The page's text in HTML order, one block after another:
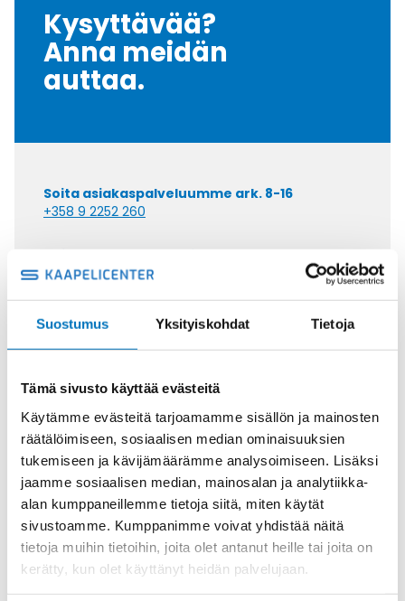
Suostumus Yksityiskohdat Tietoja
Tämä sivusto käyttää evästeitä
Käytämme evästeitä tarjoamamme sisällön ja mainosten
räätälöimiseen, sosiaalisen median ominaisuuksien
tukemiseen ja kävijämäärämme analysoimiseen. Lisäksi
jaamme sosiaalisen median, mainosalan ja analytiikka-
alan kumppaneillemme tietoja siitä, miten käytät
sivustoamme. Kumppanimme voivat yhdistää näitä
tietoja muihin tietoihin, joita olet antanut heille tai joita on
kerätty, kun olet käyttänyt heidän palvelujaan.
Kysyttävää?
Anna meidän
auttaa.
Soita asiakaspalveluumme ark. 8-16
+358 9 2252 260
Tai lähetä sähköpostia
myynti@kaapelicenter.fi
Saman kaapelin eri versiot
Ohjauskaapeli 2YSL(ST)CYK-J
0,6/1 KV EMV-3+-UV 3X240+3G50
Ohjauskaapeli 2YSL(ST)CYK-J
0,6/1 KV EMV-3+-UV 3X70+3G10